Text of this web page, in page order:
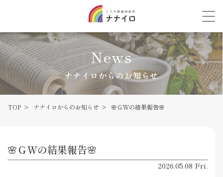
News
ナナイロからのお知らせ
TOP ナナイロからのお知らせ 🌸ＧＷの結果報告🌸
🌸ＧＷの結果報告🌸
2026.05.08 Fri.